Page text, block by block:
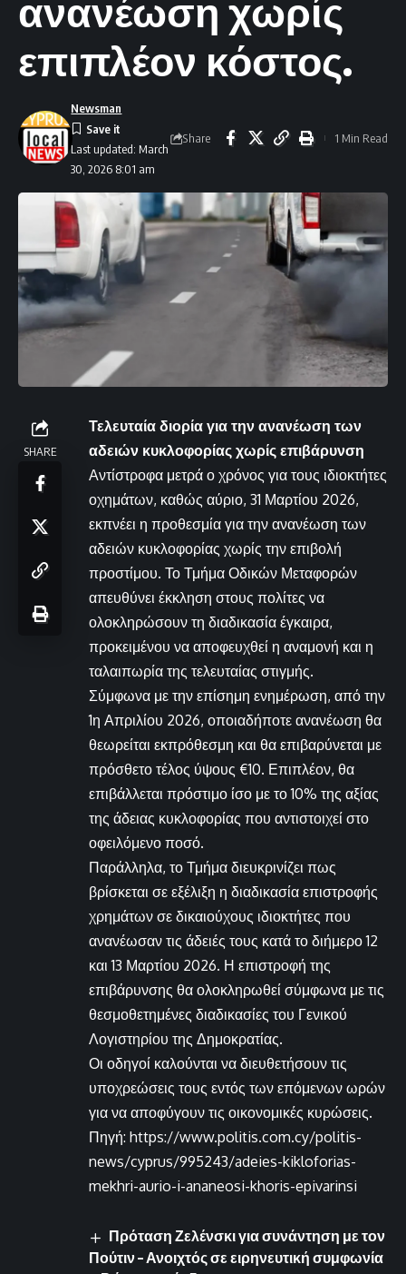
ανανέωση χωρίς
επιπλέον κόστος.
Last updated: March
30, 2026 8:01 am
Newsman
Share 1 Min Read
SHARE
Τελευταία διορία για την ανανέωση των
αδειών κυκλοφορίας χωρίς επιβάρυνση
Αντίστροφα μετρά ο χρόνος για τους ιδιοκτήτες
οχημάτων, καθώς αύριο, 31 Μαρτίου 2026,
εκπνέει η προθεσμία για την ανανέωση των
αδειών κυκλοφορίας χωρίς την επιβολή
προστίμου. Το Τμήμα Οδικών Μεταφορών
απευθύνει έκκληση στους πολίτες να
ολοκληρώσουν τη διαδικασία έγκαιρα,
προκειμένου να αποφευχθεί η αναμονή και η
ταλαιπωρία της τελευταίας στιγμής.
Σύμφωνα με την επίσημη ενημέρωση, από την
1η Απριλίου 2026, οποιαδήποτε ανανέωση θα
θεωρείται εκπρόθεσμη και θα επιβαρύνεται με
πρόσθετο τέλος ύψους €10. Επιπλέον, θα
επιβάλλεται πρόστιμο ίσο με το 10% της αξίας
της άδειας κυκλοφορίας που αντιστοιχεί στο
οφειλόμενο ποσό.
Παράλληλα, το Τμήμα διευκρινίζει πως
βρίσκεται σε εξέλιξη η διαδικασία επιστροφής
χρημάτων σε δικαιούχους ιδιοκτήτες που
ανανέωσαν τις άδειές τους κατά το διήμερο 12
και 13 Μαρτίου 2026. Η επιστροφή της
επιβάρυνσης θα ολοκληρωθεί σύμφωνα με τις
θεσμοθετημένες διαδικασίες του Γενικού
Λογιστηρίου της Δημοκρατίας.
Οι οδηγοί καλούνται να διευθετήσουν τις
υποχρεώσεις τους εντός των επόμενων ωρών
για να αποφύγουν τις οικονομικές κυρώσεις.
Πηγή: https://www.politis.com.cy/politis-
news/cyprus/995243/adeies-kikloforias-
mekhri-aurio-i-ananeosi-khoris-epivarinsi
Πρόταση Ζελένσκι για συνάντηση με τον
Πούτιν – Ανοιχτός σε ειρηνευτική συμφωνία